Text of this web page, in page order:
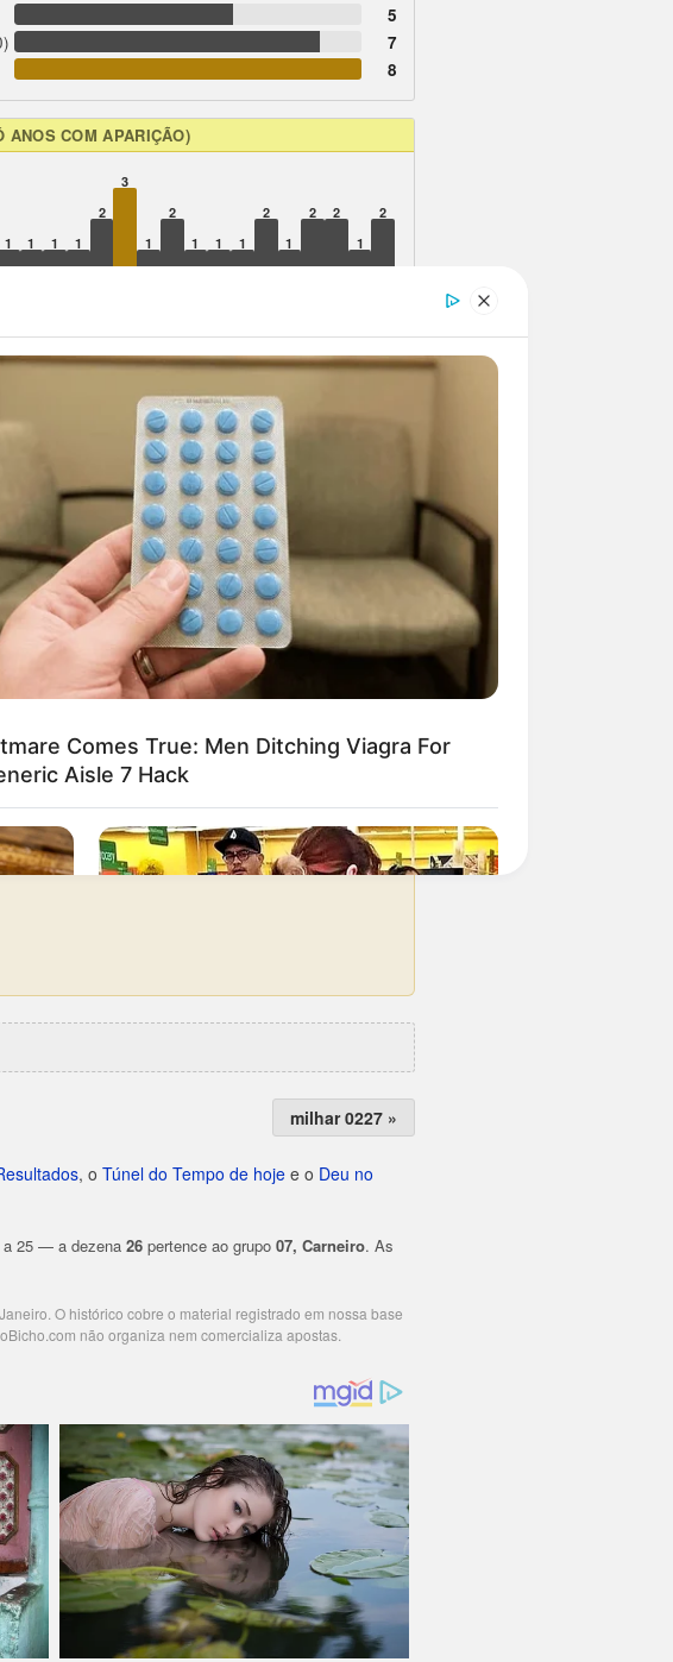
5
7
8
ANOS COM APARIÇÃO)
1 1 1 1
2
3
1
2
1
1 1
2
1
2
2
1
2
1990.
milhar 0227 »
, o Túnel do Tempo de hoje e o Deu no
a 25 — a dezena 26 pertence ao grupo 07, Carneiro. As
O histórico cobre o material registrado em nossa base
não organiza nem comercializa apostas.